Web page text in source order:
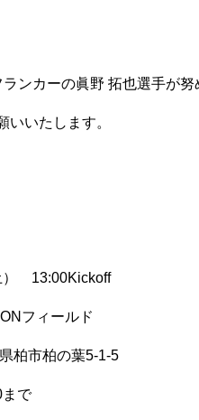
ンカーの眞野 拓也選手が努
いいたします。
） 13:00Kickoff
フィールド
柏市柏の葉5-1-5
で